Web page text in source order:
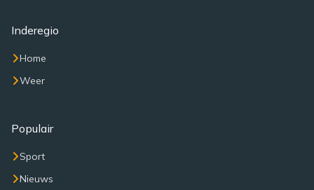
Inderegio
Home
Weer
Populair
Sport
Nieuws